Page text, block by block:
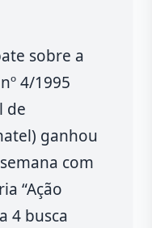
sobre a
4/1995
de
ganhou
com
“Ação
4 busca